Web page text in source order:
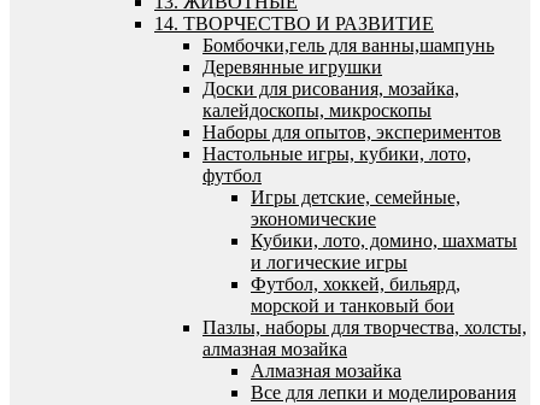
14. ТВОРЧЕСТВО И РАЗВИТИЕ
Бомбочки,гель для ванны,шампунь
Деревянные игрушки
Доски для рисования, мозайка,
калейдоскопы, микроскопы
Наборы для опытов, экспериментов
Настольные игры, кубики, лото,
футбол
Игры детские, семейные,
экономические
Кубики, лото, домино, шахматы
и логические игры
Футбол, хоккей, бильярд,
морской и танковый бои
Пазлы, наборы для творчества, холсты,
алмазная мозайка
Алмазная мозайка
Все для лепки и моделирования